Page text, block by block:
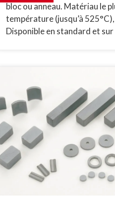
bloc ou anneau. Matériau le
température (jusqu’à
Disponible en standard et sur